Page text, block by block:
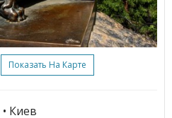
Показать На Карте
• Киев